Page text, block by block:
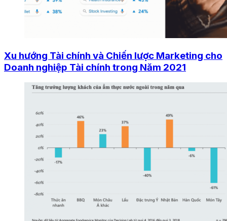
Xu hướng Tài chính và Chiến lược Marketing cho
Doanh nghiệp Tài chính trong Năm 2021